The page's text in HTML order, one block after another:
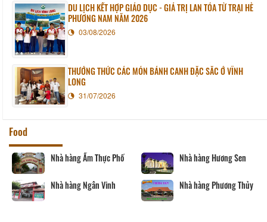
DU LỊCH KẾT HỢP GIÁO DỤC - GIÁ TRỊ LAN TỎA TỪ TRẠI HÈ
PHƯƠNG NAM NĂM 2026
03/08/2026
THƯỞNG THỨC CÁC MÓN BÁNH CANH ĐẶC SẮC Ở VĨNH
LONG
31/07/2026
Food
Nhà hàng Ẩm Thực Phố Nhà hàng Hương Sen
Nhà hàng Ngân Vinh Nhà hàng Phương Thủy